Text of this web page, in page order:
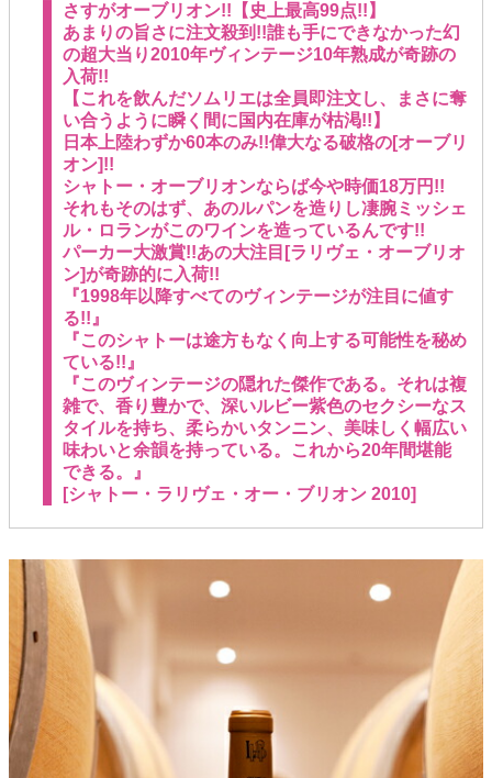
さすがオーブリオン!!【史上最高99点!!】
あまりの旨さに注文殺到!!誰も手にできなかった幻
の超大当り2010年ヴィンテージ10年熟成が奇跡の
入荷!!
【これを飲んだソムリエは全員即注文し、まさに奪
い合うように瞬く間に国内在庫が枯渇!!】
日本上陸わずか60本のみ!!偉大なる破格の[オーブリ
オン]!!
シャトー・オーブリオンならば今や時価18万円!!
それもそのはず、あのルパンを造りし凄腕ミッシェ
ル・ロランがこのワインを造っているんです!!
パーカー大激賞!!あの大注目[ラリヴェ・オーブリオ
ン]が奇跡的に入荷!!
『1998年以降すべてのヴィンテージが注目に値す
る!!』
『このシャトーは途方もなく向上する可能性を秘め
ている!!』
『このヴィンテージの隠れた傑作である。それは複
雑で、香り豊かで、深いルビー紫色のセクシーなス
タイルを持ち、柔らかいタンニン、美味しく幅広い
味わいと余韻を持っている。これから20年間堪能
できる。』
[シャトー・ラリヴェ・オー・ブリオン 2010]